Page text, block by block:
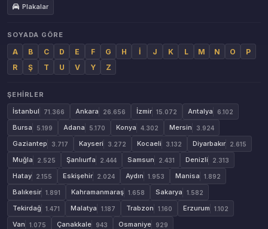
Plakalar
SOYADA GÖRE
A B C D E F G H İ J K L M N O
P
R
Ş T U V Y Z
ŞEHIRLER
İstanbul
71.366 Ankara 26.656 İzmir 15.072 Antalya 6.102
Bursa 5.199 Adana 5.170 Konya 4.302 Mersin 3.924
Gaziantep 3.717 Kayseri 3.272 Kocaeli 3.132 Diyarbakır 2.615
Muğla 2.525 Şanlıurfa 2.444 Samsun 2.431 Denizli 2.313
Hatay 2.155 Eskişehir 2.024 Aydın 1.953 Manisa 1.892
Balıkesir 1.891 Kahramanmaraş 1.658 Sakarya 1.582
Tekirdağ 1.471 Malatya 1.187 Trabzon 1.160 Erzurum 1.102
Van 1.075 Çanakkale 943 Osmaniye 929